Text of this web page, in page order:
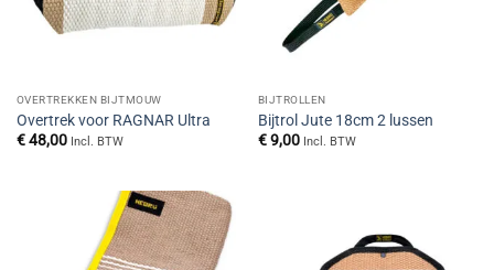
OVERTREKKEN BIJTMOUW
Overtrek voor RAGNAR Ultra
€48,00 Incl. BTW
BIJTROLLEN
Bijtrol Jute 18cm 2 lussen
€9,00 Incl. BTW